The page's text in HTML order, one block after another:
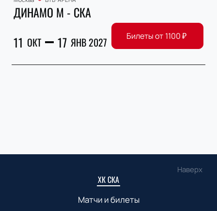
ДИНАМО М - СКА
11 ОКТ 17 ЯНВ 2027 Билеты от 1100₽
Наверх
ХК СКА
Матчи и билеты